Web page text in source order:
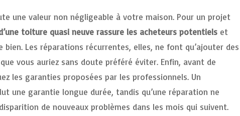
une valeur non négligeable à votre maison. Pour un projet
toiture quasi neuve rassure les acheteurs potentiels et
Les réparations récurrentes, elles, ne font qu’ajouter des
vous auriez sans doute préféré éviter. Enfin, avant de
les garanties proposées par les professionnels. Un
une garantie longue durée, tandis qu’une réparation ne
de nouveaux problèmes dans les mois qui suivent.